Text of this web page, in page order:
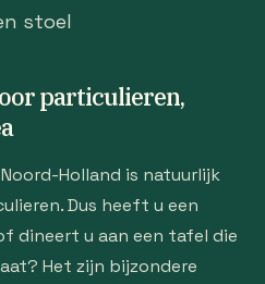
stoel
particulieren,
Holland is natuurlijk
Dus heeft u een
dineert u aan een tafel die
Het zijn bijzondere